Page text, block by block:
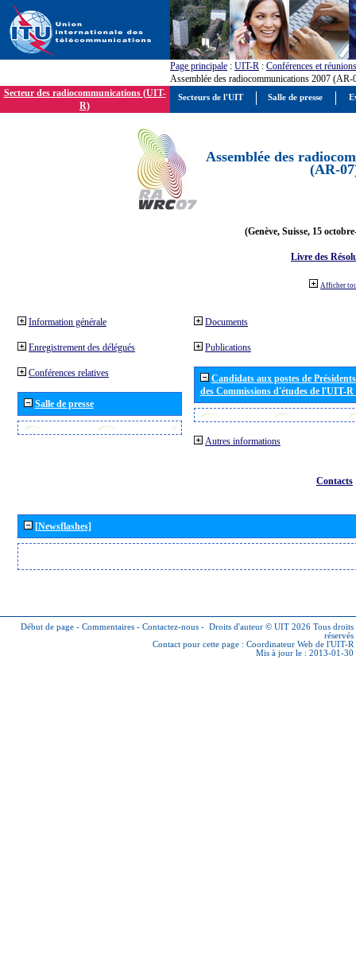
Page principale : UIT-R : Conférences et réunions
Assemblée des radiocommunications 2007 (AR-
Secteur des radiocommunications (UIT-
R)
Assemblée des
(AR-
(Genève, Suisse, 15
Livre des
Afficher
Information générale
Enregistrement des délégués
Conférences relatives
Salle de presse
Documents
Publications
Candidats aux postes de
des Commissions d'études de l'UIT-
Autres informations
Contacts
[Newsflashes]
Début de page - Commentaires - Contactez-nous - Droits d'auteur © UIT 2026 Tous droits
réservés
Contact pour cette page : Coordinateur Web de l'UIT-R
Mis à jour le : 2013-01-30
Secteurs de l'UIT Salle de presse